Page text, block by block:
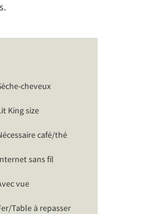
cheveux
King size
café/thé
sans fil
vue
Table à repasser